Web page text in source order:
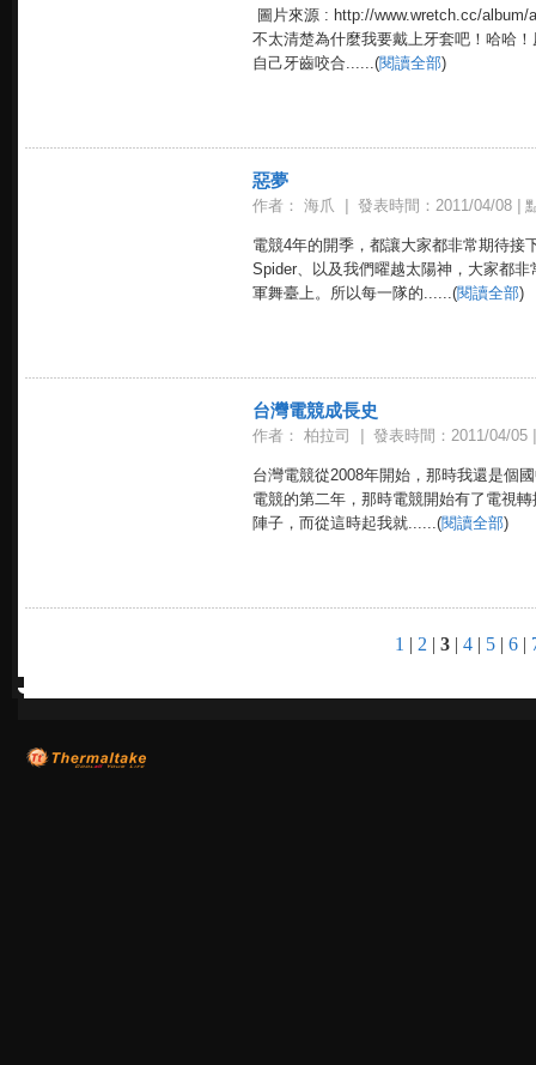
圖片來源 : http://www.wretch.cc/
不太清楚為什麼我要戴上牙套吧！哈哈
自己牙齒咬合......(閱讀全部)
惡夢
作者： 海爪 發表時間：2011/04/08
電競4年的開季，都讓大家都非常期待接
Spider、以及我們曜越太陽神，大家都
軍舞臺上。所以每一隊的......(閱讀全部)
台灣電競成長史
作者： 柏拉司 發表時間：2011/04/05
台灣電競從2008年開始，那時我還是個
電競的第二年，那時電競開始有了電視
陣子，而從這時起我就......(閱讀全部)
1 | 2 | 3| 4| 5| 6|